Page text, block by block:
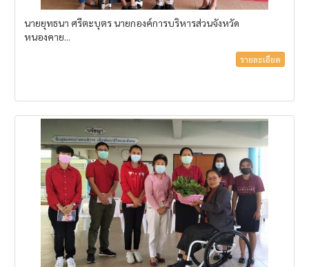
นายยุทธนา ศรีตะบุตร นายกองค์การบริหารส่วนจังหวัด
หนองคาย...
รายละเอียด